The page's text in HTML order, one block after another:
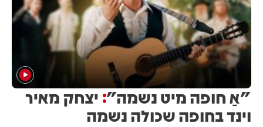
"אַ חופה מיט נשמה": יצחק מאיר
וינד בחופה שכולה נשמה